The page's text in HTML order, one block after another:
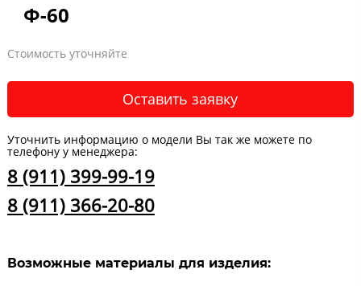
Ф-60
Стоимость уточняйте
Оставить заявку
Уточнить информацию о модели Вы так же можете по
телефону у менеджера:
8 (911) 399-99-19
8 (911) 366-20-80
Возможные материалы для изделия: